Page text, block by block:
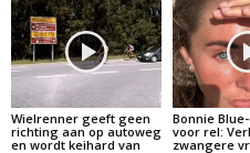
Wielrenner geeft geen
richting aan op autoweg
en wordt keihard van
Bonnie
voor rel:
zwangere